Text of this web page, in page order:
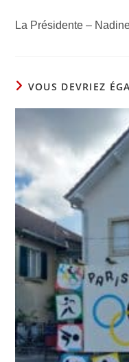
La Présidente –
VOUS DEVRIEZ